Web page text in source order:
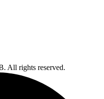
All rights reserved.